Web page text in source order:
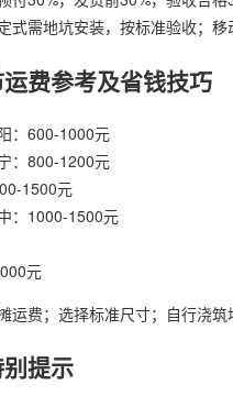
式需地坑安装，按标准验收；移
费参考及省钱技巧
：600-1000元
：800-1200元
1500元
：1000-1500元
元
运费；选择标准尺寸；自行浇筑
提示